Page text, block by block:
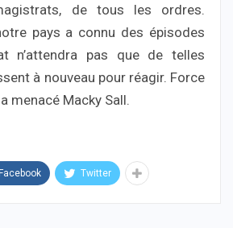
de tous les ordres.
pays a connu des épisodes
n’attendra pas que de telles
à nouveau pour réagir. Force
menacé Macky Sall.
Twitter